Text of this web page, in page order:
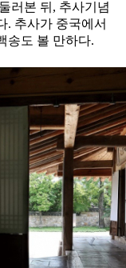
러본 뒤, 추사기념
. 추사가 중국에서
송도 볼 만하다.